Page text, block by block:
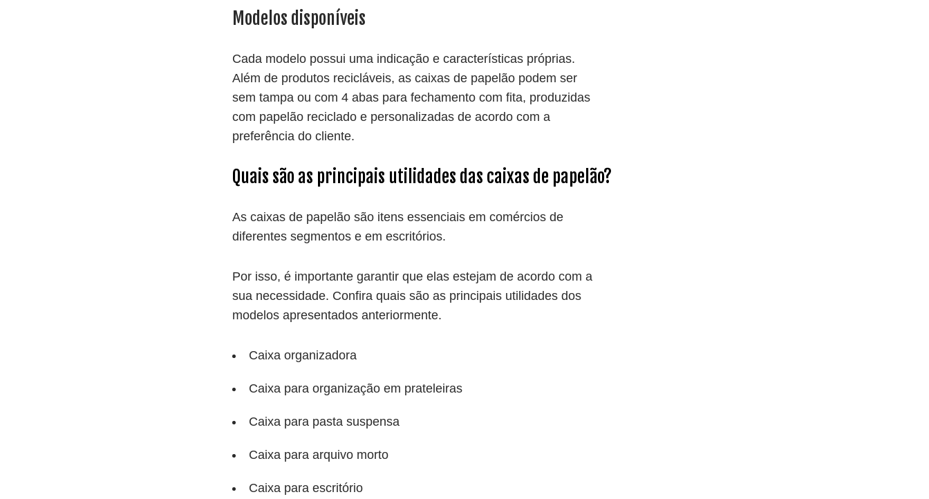
Modelos disponíveis
Cada modelo possui uma indicação e características próprias.
Além de produtos recicláveis, as caixas de papelão podem ser
sem tampa ou com 4 abas para fechamento com fita, produzidas
com papelão reciclado e personalizadas de acordo com a
preferência do cliente.
Quais são as principais utilidades das caixas de papelão?
As caixas de papelão são itens essenciais em comércios de
diferentes segmentos e em escritórios.
Por isso, é importante garantir que elas estejam de acordo com a
sua necessidade. Confira quais são as principais utilidades dos
modelos apresentados anteriormente.
Caixa organizadora
Caixa para organização em prateleiras
Caixa para pasta suspensa
Caixa para arquivo morto
Caixa para escritório